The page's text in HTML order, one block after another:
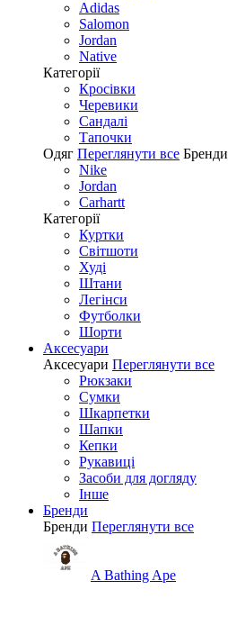
Adidas
Salomon
Jordan
Native
Категорії
Кросівки
Черевики
Сандалі
Tапочки
Одяг Переглянути все Бренди
Nike
Jordan
Carhartt
Категорії
Куртки
Світшоти
Худі
Штани
Легінси
Футболки
Шорти
Аксесуари
Аксесуари Переглянути все
Рюкзаки
Сумки
Шкарпетки
Шапки
Кепки
Рукавиці
Засоби для догляду
Інше
Бренди
Бренди Переглянути все
A Bathing Ape